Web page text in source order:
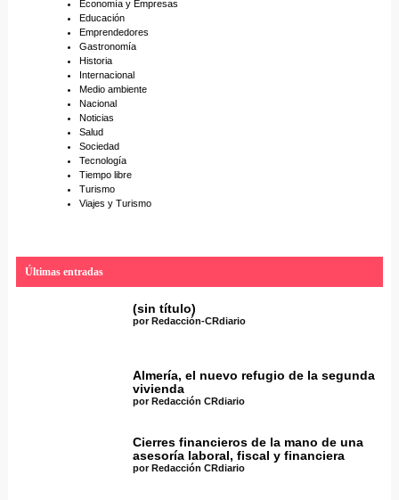
Economía y Empresas
Educación
Emprendedores
Gastronomía
Historia
Internacional
Medio ambiente
Nacional
Noticias
Salud
Sociedad
Tecnología
Tiempo libre
Turismo
Viajes y Turismo
Últimas entradas
(sin título)
por Redacción-CRdiario
Almería, el nuevo refugio de la segunda
vivienda
por Redacción CRdiario
Cierres financieros de la mano de una
asesoría laboral, fiscal y financiera
por Redacción CRdiario